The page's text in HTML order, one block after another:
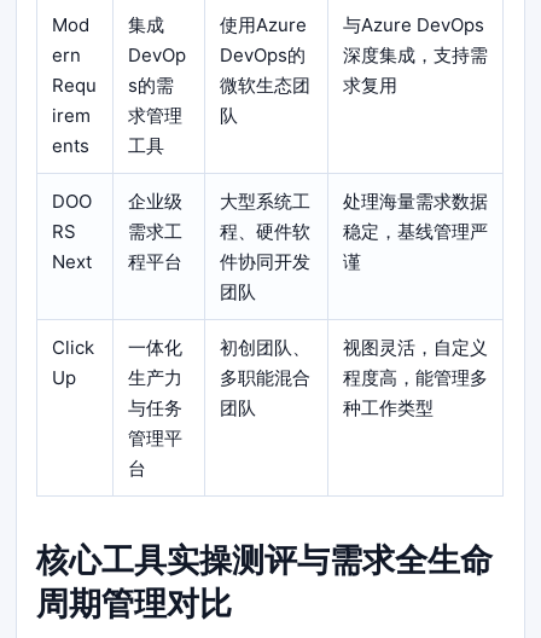
Mod
ern
Requ
irem
ents
集成
DevOp
s的需
求管理
工具
使用Azure
DevOps的
微软生态团
队
与Azure DevOps
深度集成，支持需
求复用
DOO
RS
Next
企业级
需求工
程平台
大型系统工
程、硬件软
件协同开发
团队
处理海量需求数据
稳定，基线管理严
谨
Click
Up
一体化
生产力
与任务
管理平
台
初创团队、
多职能混合
团队
视图灵活，自定义
程度高，能管理多
种工作类型
核心工具实操测评与需求全生命
周期管理对比